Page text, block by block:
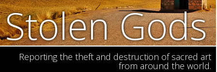
Stolen Gods
Reporting the theft and destruction of sacred art
from around the world.